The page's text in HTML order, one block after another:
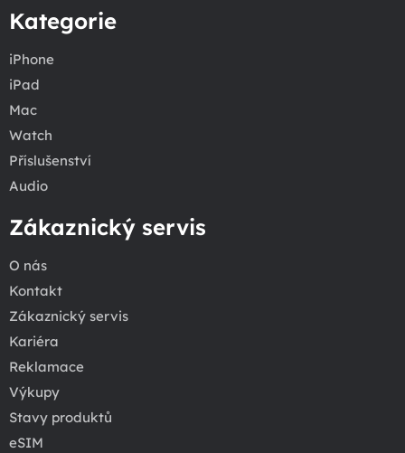
Kategorie
iPhone
iPad
Mac
Watch
Příslušenství
Audio
Zákaznický servis
O nás
Kontakt
Zákaznický servis
Kariéra
Reklamace
Výkupy
Stavy produktů
eSIM